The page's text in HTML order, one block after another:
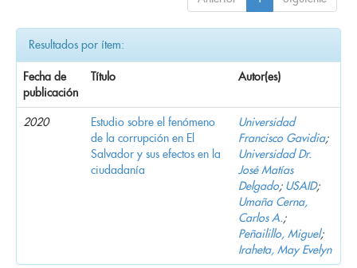
Resultados por ítem:
Fecha de
publicación
Título Autor(es)
2020
Estudio sobre el fenómeno
de la corrupción en El
Salvador y sus efectos en la
ciudadanía
Universidad
Francisco Gavidia;
Universidad Dr.
José Matías
Delgado; USAID;
Umaña Cerna,
Carlos A.;
Peñailillo, Miguel;
Iraheta, May Evelyn